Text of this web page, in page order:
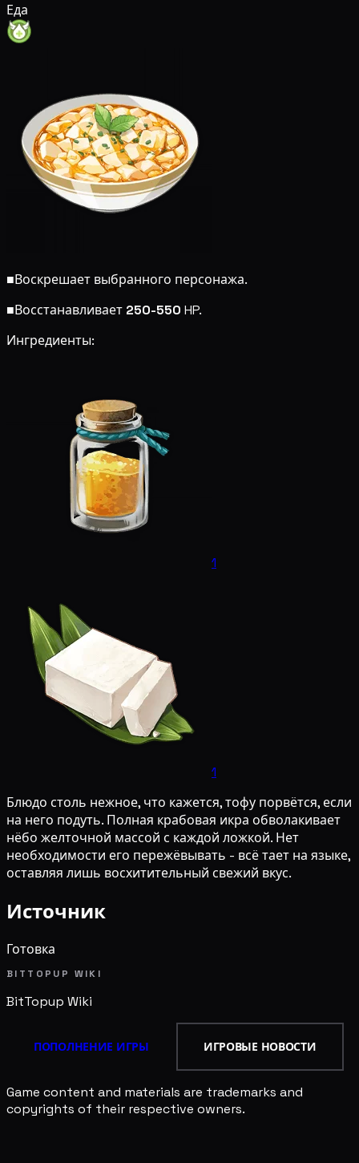
Еда
■Воскрешает выбранного персонажа.
■Восстанавливает 250-550 HP.
Ингредиенты:
1
1
Блюдо столь нежное, что кажется, тофу порвётся, если
на него подуть. Полная крабовая икра обволакивает
нёбо желточной массой с каждой ложкой. Нет
необходимости его пережёвывать - всё тает на языке,
оставляя лишь восхитительный свежий вкус.
Источник
Готовка
BITTOPUP WIKI
BitTopup Wiki
ПОПОЛНЕНИЕ ИГРЫ ИГРОВЫЕ НОВОСТИ
Game content and materials are trademarks and
copyrights of their respective owners.